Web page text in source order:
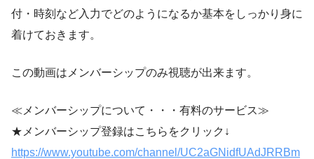
付・時刻など入力でどのようになるか基本をしっかり身に
着けておきます。
この動画はメンバーシップのみ視聴が出来ます。
≪メンバーシップについて・・・有料のサービス≫
★メンバーシップ登録はこちらをクリック↓
https://www.youtube.com/channel/UC2aGNidfUAdJRRBm